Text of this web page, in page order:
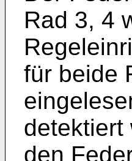
Rad 3, 4
für beide
detektiert
den